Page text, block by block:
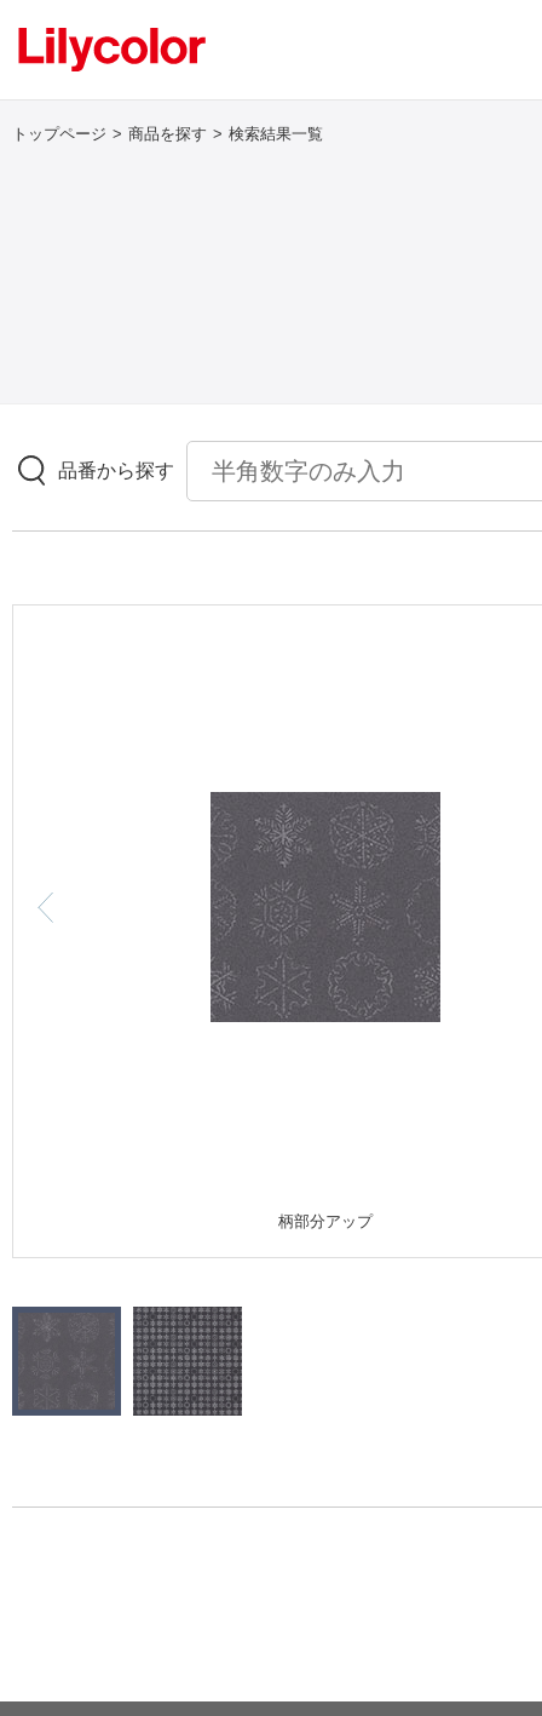
壁紙
カーテン
モデルハウス
新築戸建・マンション
#リリカラのある暮らし
大阪ショールーム
トップページ 商品を探す 検索結果一覧
品番から探す
柄部分アップ